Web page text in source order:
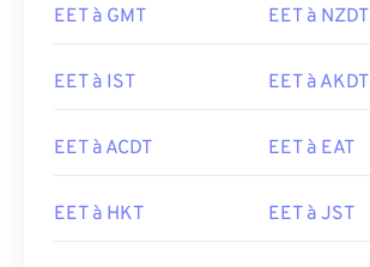
EET à GMT EET à NZDT
EET à IST EET à AKDT
EET à ACDT EET à EAT
EET à HKT EET à JST